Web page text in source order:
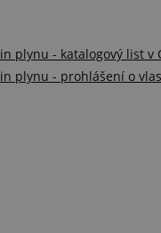
plynu - katalogový list v
plynu - prohlášení o